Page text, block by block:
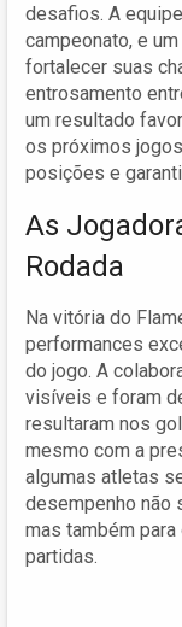
desafios. A
campeonato, e
fortalecer suas
entrosamento
um resultado
os próximos
posições e
As
Rodada
Na vitória do
performances
do jogo. A
visíveis e foram
resultaram nos
mesmo com a
algumas atletas
desempenho não
mas também
partidas.